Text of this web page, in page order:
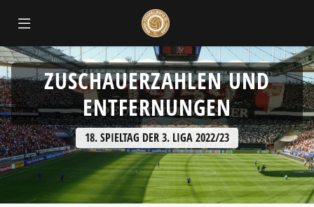
ZUSCHAUERZAHLEN UND
ENTFERNUNGEN
18. SPIELTAG DER 3. LIGA 2022/23